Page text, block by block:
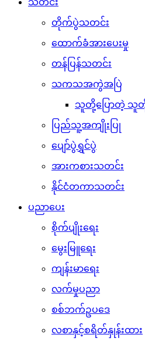
သတင်း
တိုက်ပွဲသတင်း
ထောက်ခံအားပေးမှု
တန်ပြန်သတင်း
သကသအကွဲအပြဲ
သူတို့ပြောတဲ့ သူတို့
ပြည်သူ့အကျိုးပြု
ပျော်ပွဲရွှင်ပွဲ
အားကစားသတင်း
နိုင်ငံတကာသတင်း
ပညာပေး
စိုက်ပျိုးရေး
မွေးမြူရေး
ကျန်းမာရေး
လက်မှုပညာ
စစ်ဘက်ဥပဒေ
လစာနှင့်စရိတ်နှုန်းထား